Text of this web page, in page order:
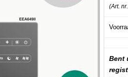
(Art.
Bent